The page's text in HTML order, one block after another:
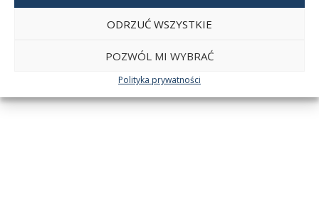
ODRZUĆ WSZYSTKIE
POZWÓL MI WYBRAĆ
Polityka prywatności